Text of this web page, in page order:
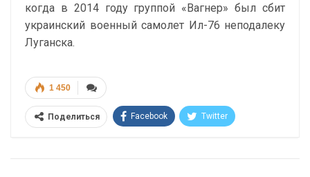
когда в 2014 году группой «Вагнер» был сбит
украинский военный самолет Ил-76 неподалеку
Луганска.
1 450
Поделиться Facebook Twitter